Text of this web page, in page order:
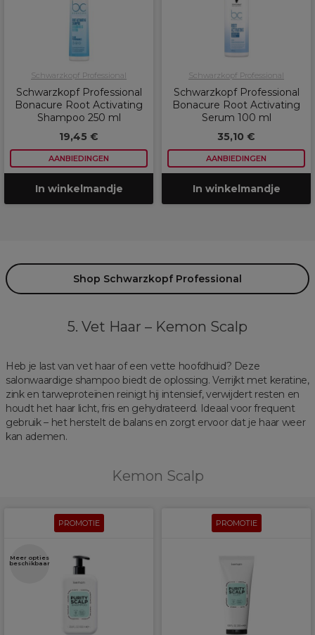
Schwarzkopf Professional
Schwarzkopf Professional
Bonacure Root Activating
Shampoo 250 ml
19,45 €
AANBIEDINGEN
In winkelmandje
Schwarzkopf Professional
Schwarzkopf Professional
Bonacure Root Activating
Serum 100 ml
35,10 €
AANBIEDINGEN
In winkelmandje
Shop Schwarzkopf Professional
5. Vet Haar – Kemon Scalp
Heb je last van vet haar of een vette hoofdhuid? Deze
salonwaardige shampoo biedt de oplossing. Verrijkt met keratine,
zink en tarweproteïnen reinigt hij intensief, verwijdert resten en
houdt het haar licht, fris en gehydrateerd. Ideaal voor frequent
gebruik – het herstelt de balans en zorgt ervoor dat je haar weer
kan ademen.
Kemon Scalp
PROMOTIE
Meer opties
beschikbaar
PROMOTIE